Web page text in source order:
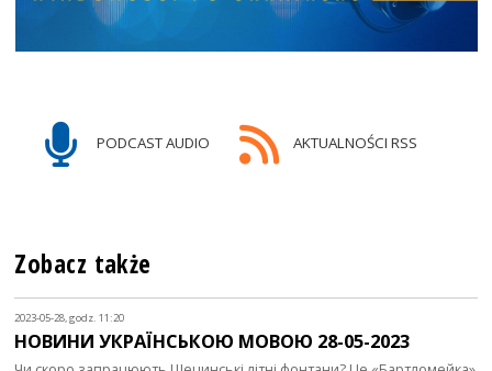
PODCAST AUDIO AKTUALNOŚCI RSS
Zobacz także
2023-05-28, godz. 11:20
НОВИНИ УКРАЇНСЬКОЮ МОВОЮ 28-05-2023